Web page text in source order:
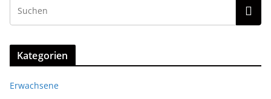
Kategorien
Erwachsene